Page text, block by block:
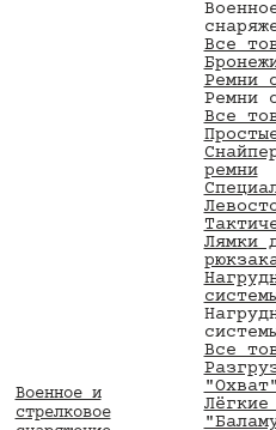
Военное и
стрелковое
Все
Ремни
Ремни
Все
ремни
Лямки
Все
Лёгкие